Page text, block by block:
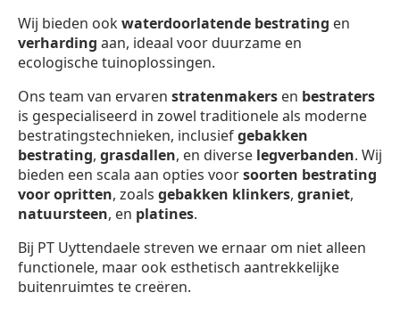
Wij bieden ookwaterdoorlatende bestrating en
verharding aan, ideaal voor duurzame en
ecologische tuinoplossingen.
Ons team van ervaren stratenmakers en bestraters
is gespecialiseerd in zowel traditionele als moderne
bestratingstechnieken, inclusiefgebakken
bestrating, grasdallen, en diverse legverbanden. Wij
bieden een scala aan opties voorsoorten bestrating
voor opritten, zoals gebakken klinkers, graniet,
natuursteen, en platines.
Bij PT Uyttendaele streven we ernaar om niet alleen
functionele, maar ook esthetisch aantrekkelijke
buitenruimtes te creëren.